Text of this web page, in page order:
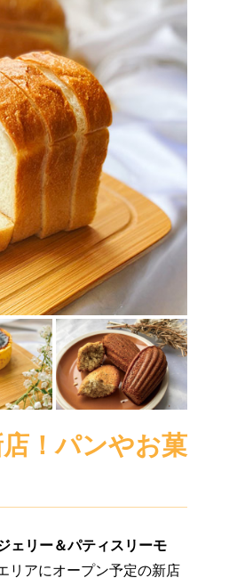
！パンやお菓
ェリー＆パティスリーモ
リアにオープン予定の新店